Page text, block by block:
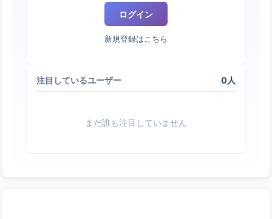
ログイン
新規登録はこちら
注目しているユーザー 0人
まだ誰も注目していません